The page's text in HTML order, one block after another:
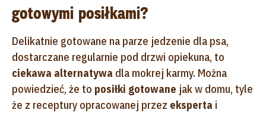
gotowymi posiłkami?
Delikatnie gotowane na parze jedzenie dla psa,
dostarczane regularnie pod drzwi opiekuna, to
ciekawa alternatywa dla mokrej karmy. Można
powiedzieć, że to posiłki gotowane jak w domu, tyle
że z receptury opracowanej przez eksperta i